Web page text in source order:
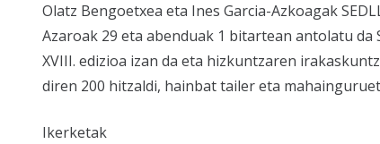
Olatz Bengoetxea eta Ines Garcia-Azkoagak
Azaroak 29 eta abenduak 1 bitartean antolatu da
XVIII. edizioa izan da eta hizkuntzaren
diren 200 hitzaldi, hainbat tailer eta
Ikerketak